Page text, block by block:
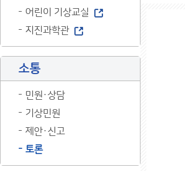
어린이 기상교실
지진과학관
소통
민원·상담
기상민원
제안·신고
토론